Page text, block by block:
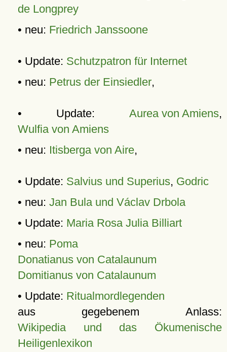
de Longprey
• neu: Friedrich Janssoone
• Update: Schutzpatron für Internet
• neu: Petrus der Einsiedler,
• Update: Aurea von Amiens,
Wulfia von Amiens
• neu: Itisberga von Aire,
• Update: Salvius und Superius, Godric
• neu: Jan Bula und Václav Drbola
• Update: Maria Rosa Julia Billiart
• neu: Poma
Donatianus von Catalaunum
Domitianus von Catalaunum
• Update: Ritualmordlegenden
aus gegebenem Anlass:
Wikipedia und das Ökumenische
Heiligenlexikon